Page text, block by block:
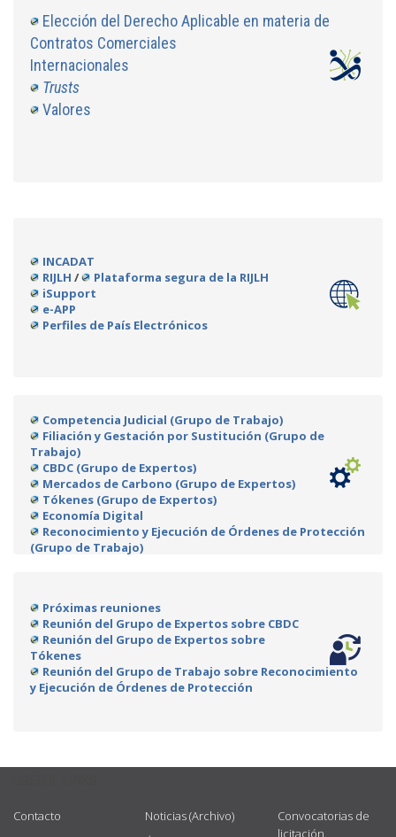
Elección del Derecho Aplicable en materia de
Contratos Comerciales
Internacionales
Trusts
Valores
INCADAT
RIJLH /
Plataforma segura de la RIJLH
iSupport
e-APP
Perfiles de País Electrónicos
Competencia Judicial (Grupo de Trabajo)
Filiación y Gestación por Sustitución (Grupo de
Trabajo)
CBDC (Grupo de Expertos)
Mercados de Carbono (Grupo de Expertos)
Tókenes (Grupo de Expertos)
Economía Digital
Reconocimiento y Ejecución de Órdenes de Protección
(Grupo de Trabajo)
Próximas reuniones
Reunión del Grupo de Expertos sobre CBDC
Reunión del Grupo de Expertos sobre
Tókenes
Reunión del Grupo de Trabajo sobre Reconocimiento
y Ejecución de Órdenes de Protección
Contacto
Noticias (Archivo)
Convocatorias de
licitación